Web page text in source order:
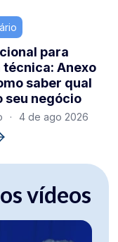
para
Anexo
saber qual
seu negócio
· 4 de ago 2026
vídeos